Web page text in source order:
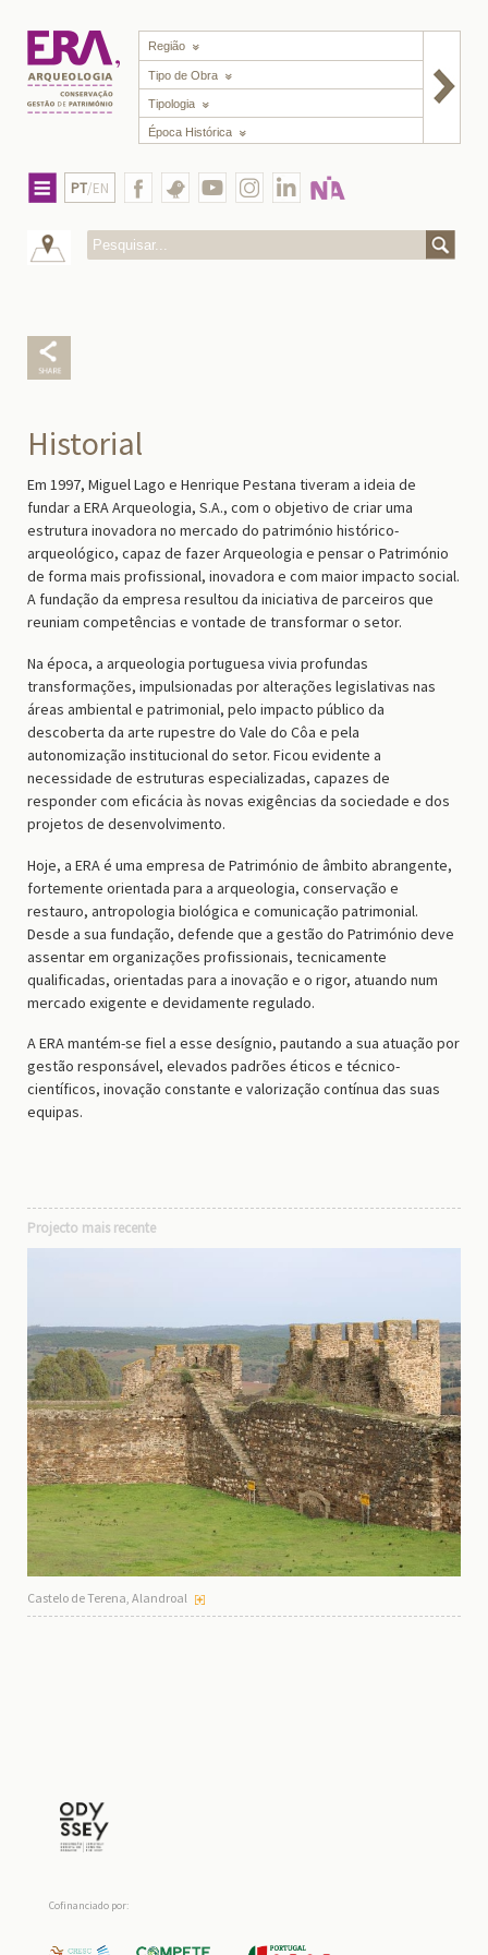
Região
Tipo de Obra
Tipologia
Época Histórica
PT/EN
Historial
Em 1997, Miguel Lago e Henrique Pestana tiveram a ideia de
fundar a ERA Arqueologia, S.A., com o objetivo de criar uma
estrutura inovadora no mercado do património histórico-
arqueológico, capaz de fazer Arqueologia e pensar o Património
de forma mais profissional, inovadora e com maior impacto social.
A fundação da empresa resultou da iniciativa de parceiros que
reuniam competências e vontade de transformar o setor.
Na época, a arqueologia portuguesa vivia profundas
transformações, impulsionadas por alterações legislativas nas
áreas ambiental e patrimonial, pelo impacto público da
descoberta da arte rupestre do Vale do Côa e pela
autonomização institucional do setor. Ficou evidente a
necessidade de estruturas especializadas, capazes de
responder com eficácia às novas exigências da sociedade e dos
projetos de desenvolvimento.
Hoje, a ERA é uma empresa de Património de âmbito abrangente,
fortemente orientada para a arqueologia, conservação e
restauro, antropologia biológica e comunicação patrimonial.
Desde a sua fundação, defende que a gestão do Património deve
assentar em organizações profissionais, tecnicamente
qualificadas, orientadas para a inovação e o rigor, atuando num
mercado exigente e devidamente regulado.
A ERA mantém-se fiel a esse desígnio, pautando a sua atuação por
gestão responsável, elevados padrões éticos e técnico-
científicos, inovação constante e valorização contínua das suas
equipas.
Projecto mais recente
Castelo de Terena, Alandroal
Cofinanciado por: